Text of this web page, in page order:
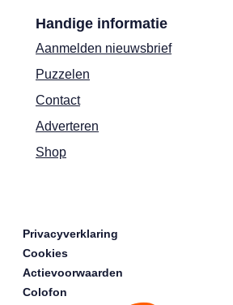
Handige informatie
Aanmelden nieuwsbrief
Puzzelen
Contact
Adverteren
Shop
Privacyverklaring
Cookies
Actievoorwaarden
Colofon